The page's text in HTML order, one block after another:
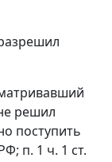
решил
поступить
п. 1 ч. 1 ст.